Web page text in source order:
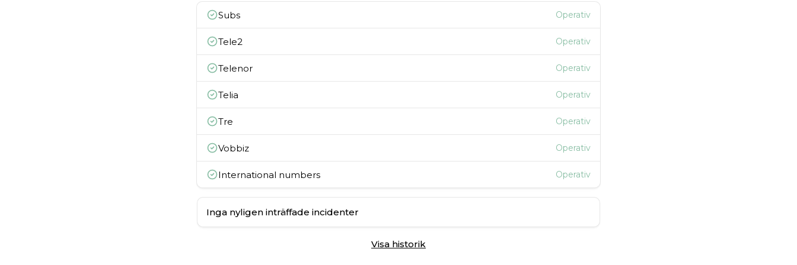
Subs Operativ
Tele2 Operativ
Telenor Operativ
Telia Operativ
Tre Operativ
Vobbiz Operativ
International numbers Operativ
Inga nyligen inträffade incidenter
Visa historik